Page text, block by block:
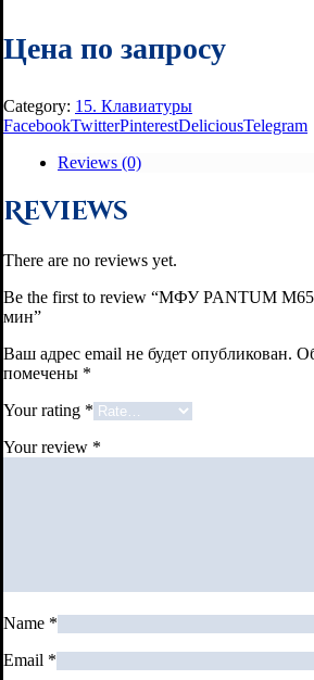
Цена по запросу
Category: 15. Клавиатуры
FacebookTwitterPinterestDeliciousTelegram
Reviews (0)
Reviews
There are no reviews yet.
Be the first to review “МФУ PANTUM
мин”
Ваш адрес email не будет опубликован.
помечены *
Your rating *
Your review *
Name *
Email *